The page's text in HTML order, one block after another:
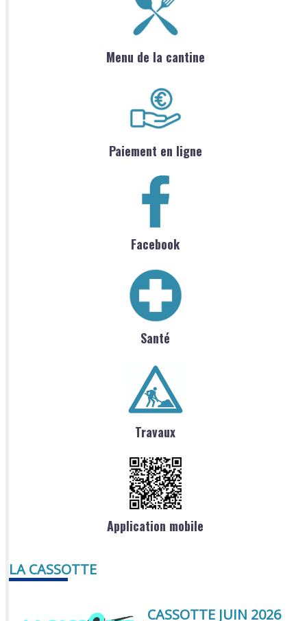
Menu de la cantine
Paiement en ligne
Facebook
Santé
Travaux
Application mobile
LA CASSOTTE
CASSOTTE JUIN 2026